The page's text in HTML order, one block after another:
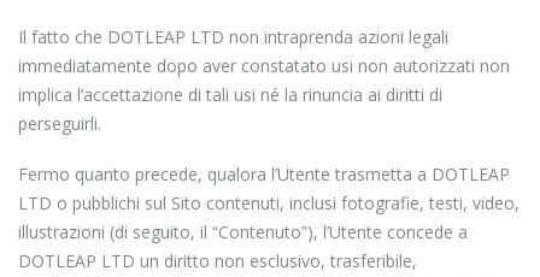
Il fatto che DOTLEAP LTD non intraprenda azioni legali
immediatamente dopo aver constatato usi non autorizzati non
implica l’accettazione di tali usi né la rinuncia ai diritti di
perseguirli.
Fermo quanto precede, qualora l’Utente trasmetta a DOTLEAP
LTD o pubblichi sul Sito contenuti, inclusi fotografie, testi, video,
illustrazioni (di seguito, il “Contenuto”), l’Utente concede a
DOTLEAP LTD un diritto non esclusivo, trasferibile,